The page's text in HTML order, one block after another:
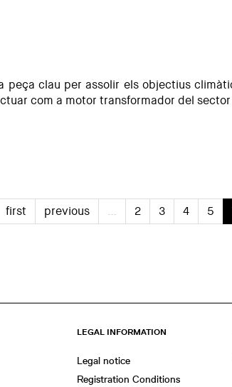
peça clau per assolir els objectius
com a motor transformador del
first previous … 2 3 4 5
LEGAL INFORMATION
Legal notice
Registration Conditions